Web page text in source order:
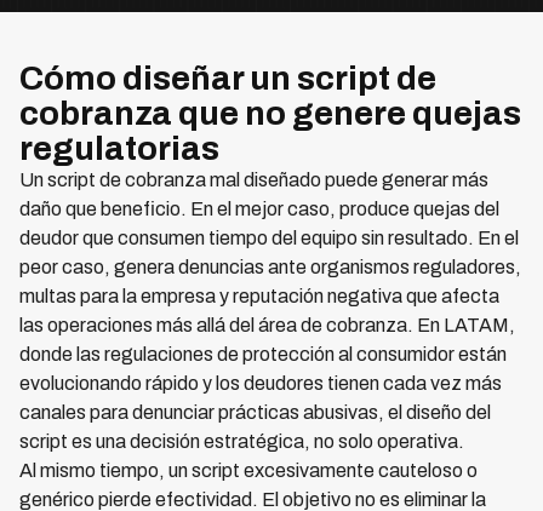
Cómo diseñar un script de
cobranza que no genere quejas
regulatorias
Un script de cobranza mal diseñado puede generar más
daño que beneficio. En el mejor caso, produce quejas del
deudor que consumen tiempo del equipo sin resultado. En el
peor caso, genera denuncias ante organismos reguladores,
multas para la empresa y reputación negativa que afecta
las operaciones más allá del área de cobranza. En LATAM,
donde las regulaciones de protección al consumidor están
evolucionando rápido y los deudores tienen cada vez más
canales para denunciar prácticas abusivas, el diseño del
script es una decisión estratégica, no solo operativa.
Al mismo tiempo, un script excesivamente cauteloso o
genérico pierde efectividad. El objetivo no es eliminar la